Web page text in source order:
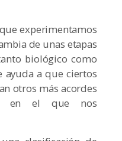
experimentamos
de unas etapas
biológico como
ayuda a que ciertos
otros más acordes
en el que nos